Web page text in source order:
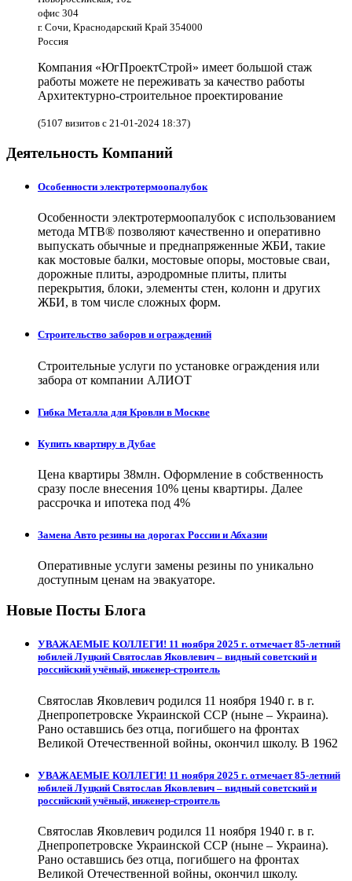
офис 304
г. Сочи, Краснодарский Край 354000
Россия
Компания «ЮгПроектСтрой» имеет большой стаж
работы можете не переживать за качество работы
Архитектурно-строительное проектирование
(5107 визитов с 21-01-2024 18:37)
Деятельность Компаний
Особенности электротермоопалубок
Особенности электротермоопалубок с использованием
метода МТВ® позволяют качественно и оперативно
выпускать обычные и преднапряженные ЖБИ, такие
как мостовые балки, мостовые опоры, мостовые сваи,
дорожные плиты, аэродромные плиты, плиты
перекрытия, блоки, элементы стен, колонн и других
ЖБИ, в том числе сложных форм.
Строительство заборов и ограждений
Строительные услуги по установке ограждения или
забора от компании АЛИОТ
Гибка Металла для Кровли в Москве
Купить квартиру в Дубае
Цена квартиры 38млн. Оформление в собственность
сразу после внесения 10% цены квартиры. Далее
рассрочка и ипотека под 4%
Замена Авто резины на дорогах России и Абхазии
Оперативные услуги замены резины по уникально
доступным ценам на эвакуаторе.
Новые Посты Блога
УВАЖАЕМЫЕ КОЛЛЕГИ! 11 ноября 2025 г. отмечает 85-летний
юбилей Луцкий Святослав Яковлевич – видный советский и
российский учёный, инженер-строитель
Святослав Яковлевич родился 11 ноября 1940 г. в г.
Днепропетровске Украинской ССР (ныне – Украина).
Рано оставшись без отца, погибшего на фронтах
Великой Отечественной войны, окончил школу. В 1962
УВАЖАЕМЫЕ КОЛЛЕГИ! 11 ноября 2025 г. отмечает 85-летний
юбилей Луцкий Святослав Яковлевич – видный советский и
российский учёный, инженер-строитель
Святослав Яковлевич родился 11 ноября 1940 г. в г.
Днепропетровске Украинской ССР (ныне – Украина).
Рано оставшись без отца, погибшего на фронтах
Великой Отечественной войны, окончил школу.